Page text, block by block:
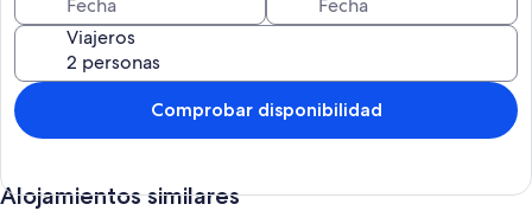
Viajeros
Comprobar disponibilidad
Alojamientos similares